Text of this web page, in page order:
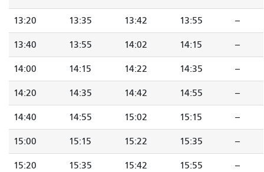
13:20 13:35 13:42 13:55 --
13:40 13:55 14:02 14:15 --
14:00 14:15 14:22 14:35 --
14:20 14:35 14:42 14:55 --
14:40 14:55 15:02 15:15 --
15:00 15:15 15:22 15:35 --
15:20 15:35 15:42 15:55 --